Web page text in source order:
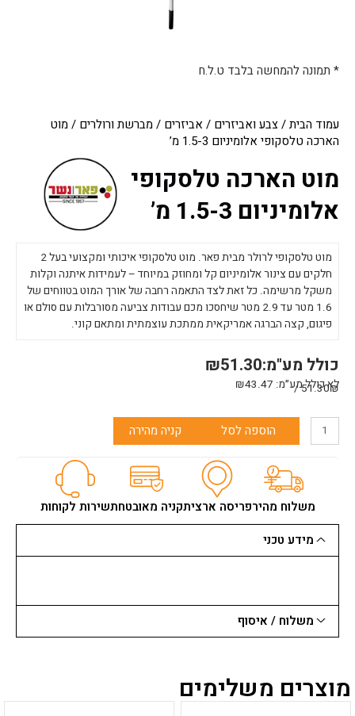
עמוד הבית/צבע ואביזרים / אביזרים /מברשת ורולרים / מוט
הארכה טלסקופי אלומיניום 1.5-3 מ’
מוט הארכה טלסקופי
אלומיניום 1.5-3 מ’
מוט טלסקופי לרולר מבית פאר. מוט טלסקופי איכותי ומקצועי בעל 2
חלקים עם צינור אלומיניום קל ומחוזק במיוחד – לעמידות איתנה וקלות
משקל מרשימה. כל זאת לצד התאמה רחבה של אורך המוט בטווחים של
1.6 מטר עד 2.9 מטר שיחסכו מכם עבודות צביעה מסורבלות עם סולם או
פיגום, קצה הברגה אמריקאית ממתכת עוצמתית ומתאם קוני.
₪51.30כולל מע"מ:
לא כולל מע״מ: ₪43.47
51.30₪ /
כמות
טלסקופי
אלומיניום
מ'
הוספה לסל קניה מהירה
משלוח מהירפריסה ארציתקניה מאובטחתשירות לקוחות
מידע טכני
משלוח / איסוף
* תמונה להמחשה בלבד ט.ל.ח
מוצרים משלימים